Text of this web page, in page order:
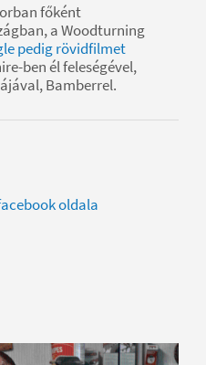
főként
a Woodturning
pedig rövidfilmet
ben él feleségével,
Bamberrel.
oldala